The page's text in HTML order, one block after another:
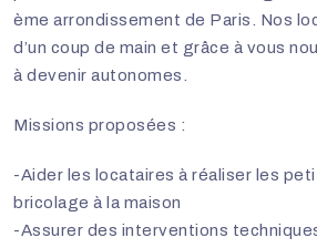
ème arrondissement de Paris. Nos
d’un coup de main et grâce à vous
à devenir autonomes.
Missions proposées :
-Aider les locataires à réaliser les
bricolage à la maison
-Assurer des interventions